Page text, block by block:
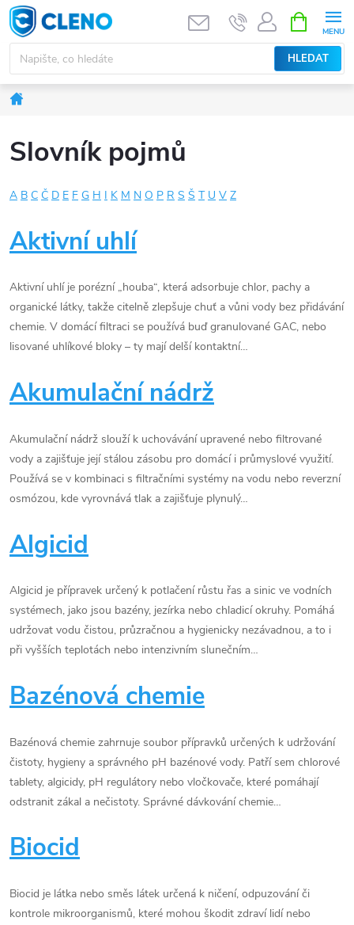
Přejít
na
obsah
HLEDAT
NÁKUPNÍ
KOŠÍK
Slovník pojmů
A B C Č D E F G H I K M N O P R S Š T U V Z
V
p
i
s
o
v
í
k
o
v
ý
c
h
p
o
j
m
ů
Aktivní uhlí
Aktivní uhlí je porézní „houba“, která adsorbuje chlor, pachy a
organické látky, takže citelně zlepšuje chuť a vůni vody bez přidávání
chemie. V domácí filtraci se používá buď granulované GAC, nebo
lisované uhlíkové bloky – ty mají delší kontaktní…
Akumulační nádrž
Akumulační nádrž slouží k uchovávání upravené nebo filtrované
vody a zajišťuje její stálou zásobu pro domácí i průmyslové využití.
Používá se v kombinaci s filtračními systémy na vodu nebo reverzní
osmózou, kde vyrovnává tlak a zajišťuje plynulý…
Algicid
Algicid je přípravek určený k potlačení růstu řas a sinic ve vodních
systémech, jako jsou bazény, jezírka nebo chladicí okruhy. Pomáhá
udržovat vodu čistou, průzračnou a hygienicky nezávadnou, a to i
při vyšších teplotách nebo intenzivním slunečním…
Bazénová chemie
Bazénová chemie zahrnuje soubor přípravků určených k udržování
čistoty, hygieny a správného pH bazénové vody. Patří sem chlorové
tablety, algicidy, pH regulátory nebo vločkovače, které pomáhají
odstranit zákal a nečistoty. Správné dávkování chemie…
Biocid
Biocid je látka nebo směs látek určená k ničení, odpuzování či
kontrole mikroorganismů, které mohou škodit zdraví lidí nebo